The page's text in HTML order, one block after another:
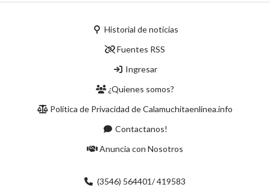
Historial de noticias
Fuentes RSS
Ingresar
¿Quienes somos?
Política de Privacidad de Calamuchitaenlinea.info
Contactanos!
Anuncia con Nosotros
(3546) 564401/ 419583